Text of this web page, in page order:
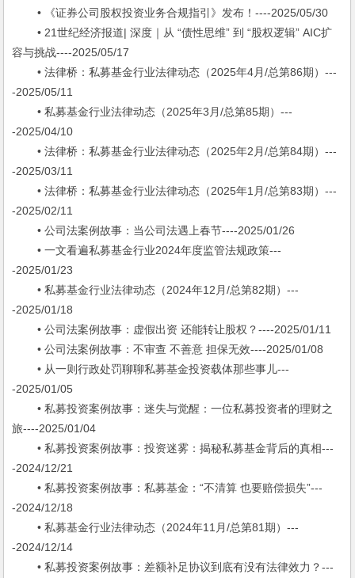
• 《证券公司股权投资业务合规指引》发布！----2025/05/30
• 21世纪经济报道| 深度｜从 “债性思维” 到 “股权逻辑” AIC扩
容与挑战----2025/05/17
• 法律桥：私募基金行业法律动态（2025年4月/总第86期）---
-2025/05/11
• 私募基金行业法律动态（2025年3月/总第85期）---
-2025/04/10
• 法律桥：私募基金行业法律动态（2025年2月/总第84期）---
-2025/03/11
• 法律桥：私募基金行业法律动态（2025年1月/总第83期）---
-2025/02/11
• 公司法案例故事：当公司法遇上春节----2025/01/26
• 一文看遍私募基金行业2024年度监管法规政策---
-2025/01/23
• 私募基金行业法律动态（2024年12月/总第82期）---
-2025/01/18
• 公司法案例故事：虚假出资 还能转让股权？----2025/01/11
• 公司法案例故事：不审查 不善意 担保无效----2025/01/08
• 从一则行政处罚聊聊私募基金投资载体那些事儿---
-2025/01/05
• 私募投资案例故事：迷失与觉醒：一位私募投资者的理财之
旅----2025/01/04
• 私募投资案例故事：投资迷雾：揭秘私募基金背后的真相---
-2024/12/21
• 私募投资案例故事：私募基金：“不清算 也要赔偿损失”---
-2024/12/18
• 私募基金行业法律动态（2024年11月/总第81期）---
-2024/12/14
• 私募投资案例故事：差额补足协议到底有没有法律效力？---